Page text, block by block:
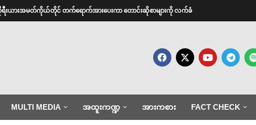
းယားအမတ်ကိုယ်တိုင် တက်ရောက်အားပေးကာ တောင်းဆိုစာများကို လက်ခံ
MULTI MEDIA အထူးကဏ္ဍ အားကစား FACT CHECK